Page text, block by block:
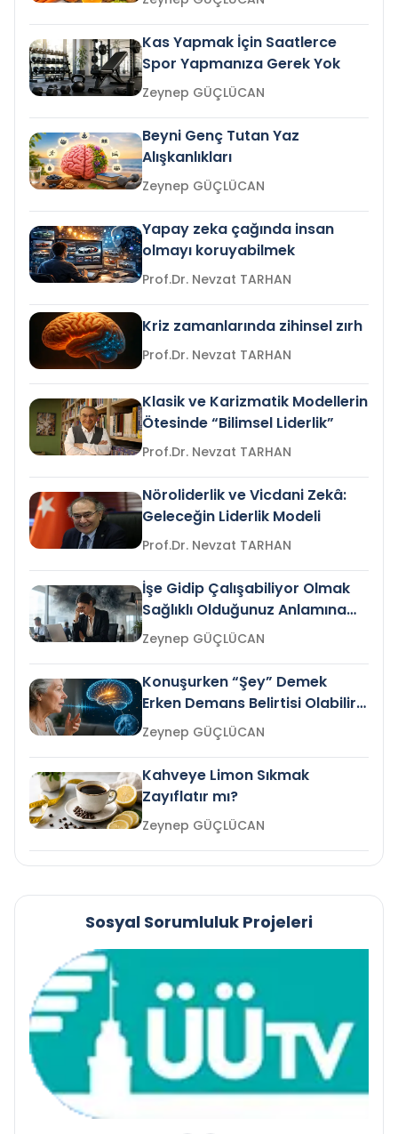
Kas Yapmak İçin Saatlerce
Spor Yapmanıza Gerek Yok
Zeynep GÜÇLÜCAN
Beyni Genç Tutan Yaz
Alışkanlıkları
Zeynep GÜÇLÜCAN
Yapay zeka çağında insan
olmayı koruyabilmek
Prof.Dr. Nevzat TARHAN
Kriz zamanlarında zihinsel zırh
Prof.Dr. Nevzat TARHAN
Klasik ve Karizmatik Modellerin
Ötesinde “Bilimsel Liderlik”
Prof.Dr. Nevzat TARHAN
Nöroliderlik ve Vicdani Zekâ:
Geleceğin Liderlik Modeli
Prof.Dr. Nevzat TARHAN
İşe Gidip Çalışabiliyor Olmak
Sağlıklı Olduğunuz Anlamına
Gelir mi?Zeynep GÜÇLÜCAN
Konuşurken “Şey” Demek
Erken Demans Belirtisi Olabilir
mi?
Zeynep GÜÇLÜCAN
Kahveye Limon Sıkmak
Zayıflatır mı?
Zeynep GÜÇLÜCAN
Sosyal Sorumluluk Projeleri